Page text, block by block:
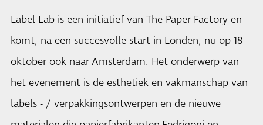
Label Lab is een initiatief van The Paper Factory en
komt, na een succesvolle start in Londen, nu op 18
oktober ook naar Amsterdam. Het onderwerp van
het evenement is de esthetiek en vakmanschap van
labels - / verpakkingsontwerpen en de nieuwe